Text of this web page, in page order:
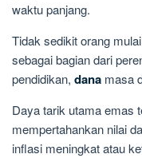
waktu panjang.
Tidak sedikit orang
sebagai bagian dari
pendidikan, dana masa
Daya tarik utama emas
mempertahankan nilai
inflasi meningkat atau